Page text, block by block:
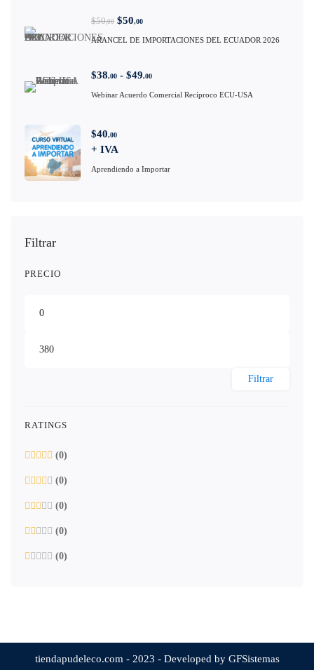
$50,00 $50,00
ARANCEL DE IMPORTACIONES DEL ECUADOR 2026
$38,00 - $49,00
Webinar Acuerdo Comercial Recíproco ECU-USA
$40,00
+ IVA
Aprendiendo a Importar
Filtrar
PRECIO
Filtrar
RATINGS
(0)
(0)
(0)
(0)
(0)
tiendapudeleco.com - 2023 - Developed by GFSistemas